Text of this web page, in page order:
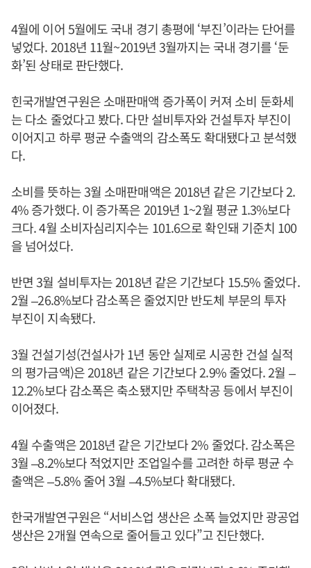
4월에 이어 5월에도 국내 경기 총평에 ‘부진’이라는 단어를
넣었다. 2018년 11월~2019년 3월까지는 국내 경기를 ‘둔
화’된 상태로 판단했다.
힌국개발연구원은 소매판매액 증가폭이 커져 소비 둔화세
는 다소 줄었다고 봤다. 다만 설비투자와 건설투자 부진이
이어지고 하루 평균 수출액의 감소폭도 확대됐다고 분석했
다.
소비를 뜻하는 3월 소매판매액은 2018년 같은 기간보다 2.
4% 증가했다. 이 증가폭은 2019년 1~2월 평균 1.3%보다
크다. 4월 소비자심리지수는 101.6으로 확인돼 기준치 100
을 넘어섰다.
반면 3월 설비투자는 2018년 같은 기간보다 15.5% 줄었다.
2월 –26.8%보다 감소폭은 줄었지만 반도체 부문의 투자
부진이 지속됐다.
3월 건설기성(건설사가 1년 동안 실제로 시공한 건설 실적
의 평가금액)은 2018년 같은 기간보다 2.9% 줄었다. 2월 –
12.2%보다 감소폭은 축소됐지만 주택착공 등에서 부진이
이어졌다.
4월 수출액은 2018년 같은 기간보다 2% 줄었다. 감소폭은
3월 –8.2%보다 적었지만 조업일수를 고려한 하루 평균 수
출액은 –5.8% 줄어 3월 –4.5%보다 확대됐다.
한국개발연구원은 “서비스업 생산은 소폭 늘었지만 광공업
생산은 2개월 연속으로 줄어들고 있다”고 진단했다.